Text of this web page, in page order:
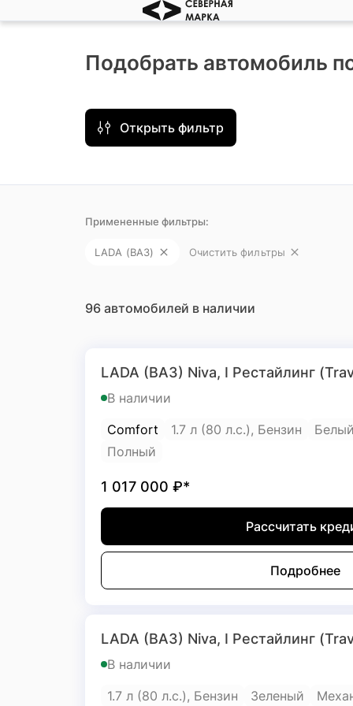
Подобрать автомобиль
Открыть фильтр
Примененные фильтры:
LADA (ВАЗ) Очистить фильтры
96 автомобилей в наличии
LADA (ВАЗ) Niva, I Рестайлинг
В наличии
Comfort
1.7 л (80 л.с.), Бензин Белый
Полный
1 017 000 ₽*
Рассчитать
Подробнее
LADA (ВАЗ) Niva, I Рестайлинг
В наличии
1.7 л (80 л.с.), Бензин
Зеленый